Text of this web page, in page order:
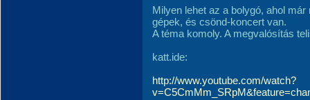
Milyen lehet az a bolygó, ahol
gépek, és csönd-koncert van.
A téma komoly. A megvalósítás
katt.ide:
http://www.youtube.com/watch?